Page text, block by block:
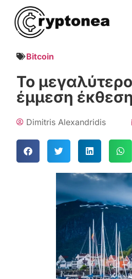
Bitcoin
Το
έμμεση
Dimitris Alexandridis